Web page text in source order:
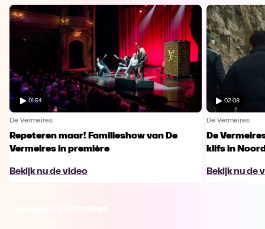
01:54
De Vermeires
Repeteren maar! Familieshow van De
Vermeires in première
Bekijk nu de video
02:08
De Vermeires
De
klifs in
Bekijk nu de